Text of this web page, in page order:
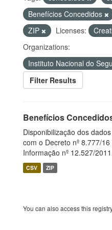
Benefícios Concedidos
ZIP
Licenses:
Organizations:
Instituto Nacional do
Filter Results
Benefícios
Disponibilização dos
com o Decreto nº 8.777/
Informação nº 12.527/
CSV ZIP
You can also access this